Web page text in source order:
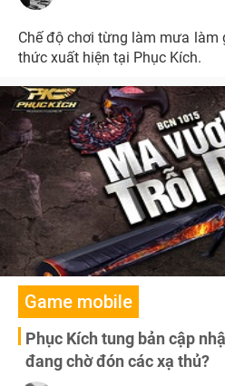
Chế độ chơi từng làm mưa làm
thức xuất hiện tại Phục Kích.
Game mobile
Phục Kích tung bản cập
đang chờ đón các xạ thủ?